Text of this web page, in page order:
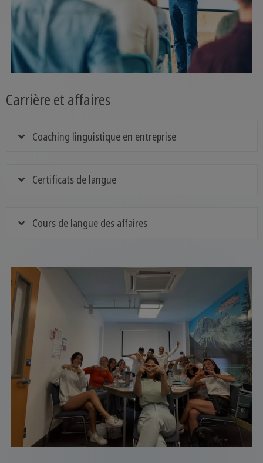
Carrière et affaires
Coaching linguistique en entreprise
Certificats de langue
Cours de langue des affaires